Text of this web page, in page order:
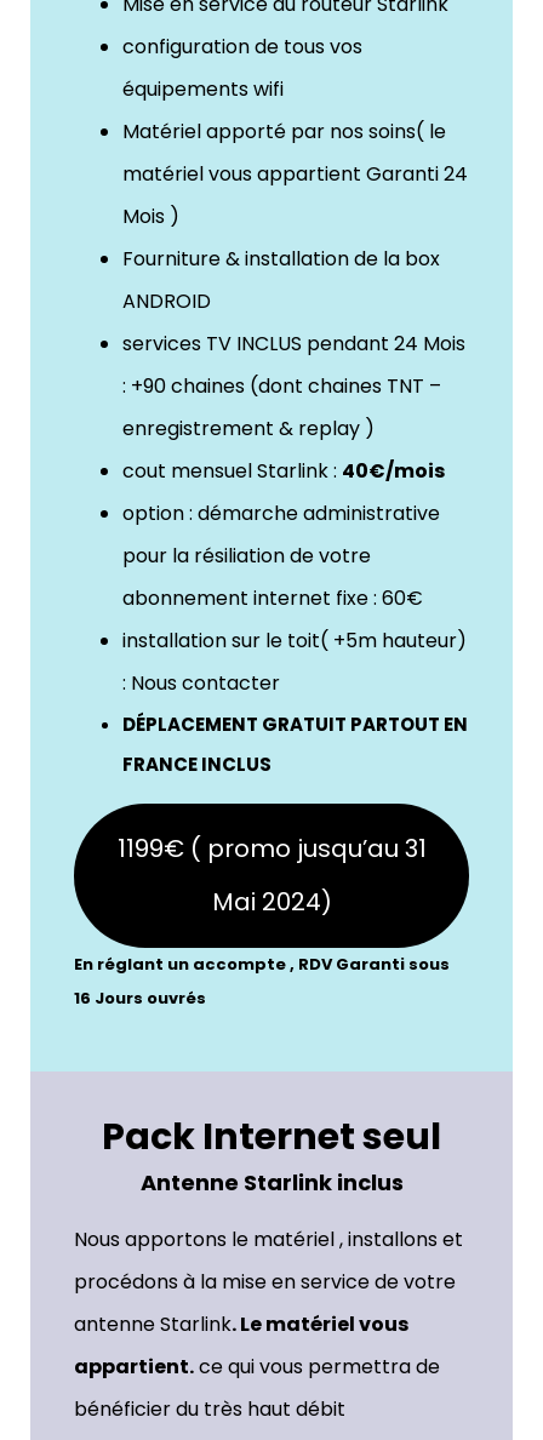
configuration de tous vos
équipements wifi
Matériel apporté par nos soins( le
matériel vous appartient Garanti 24
Mois )
Fourniture & installation de la box
ANDROID
services TV INCLUS pendant 24 Mois
: +90 chaines (dont chaines TNT –
enregistrement & replay )
cout mensuel Starlink : 40€/mois
option : démarche administrative
pour la résiliation de votre
abonnement internet fixe : 60€
installation sur le toit( +5m hauteur)
: Nous contacter
DÉPLACEMENT GRATUIT PARTOUT EN
FRANCE INCLUS
1199€ ( promo jusqu’au 31
Mai 2024)
En réglant un accompte , RDV Garanti sous
16 Jours ouvrés
Pack Internet seul
Antenne Starlink inclus
Nous apportons le matériel , installons et
procédons à la mise en service de votre
antenne Starlink. Le matériel vous
appartient.ce qui vous permettra de
bénéficier du très haut débit